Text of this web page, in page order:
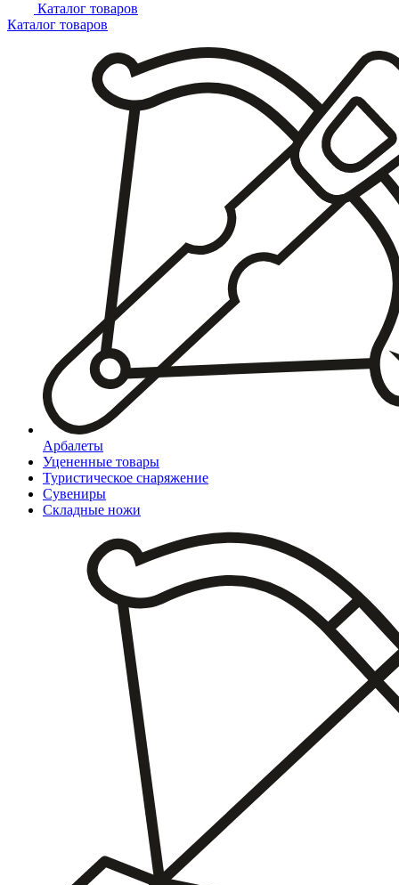
Каталог товаров
Каталог товаров
Арбалеты
Уцененные товары
Туристическое снаряжение
Сувениры
Складные ножи